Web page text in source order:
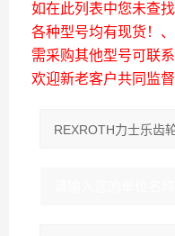
如在此列表中您未查
各种型号均有现货！
需采购其他型号可联系
欢迎新老客户共同监督